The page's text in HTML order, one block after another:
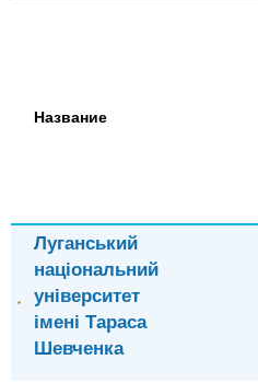
Название
Луганський
національний
університет
імені Тараса
Шевченка